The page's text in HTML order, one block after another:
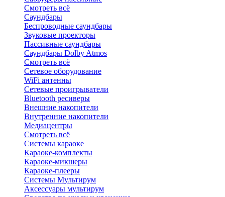
Смотреть всё
Саундбары
Беспроводные саундбары
Звуковые проекторы
Пассивные саундбары
Саундбары Dolby Atmos
Смотреть всё
Сетевое оборудование
WiFi антенны
Сетевые проигрыватели
Bluetooth ресиверы
Внешние накопители
Внутренние накопители
Медиацентры
Смотреть всё
Системы караоке
Караоке-комплекты
Караоке-микшеры
Караоке-плееры
Системы Мультирум
Аксессуары мультирум